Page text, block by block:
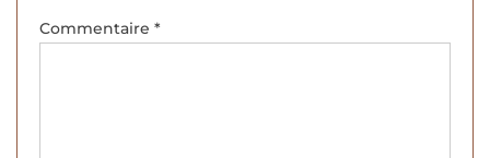
Commentaire *